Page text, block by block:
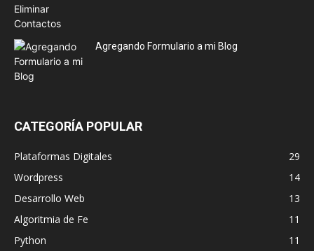
Agregando Formulario a mi Blog
CATEGORÍA POPULAR
Plataformas Digitales
29
Wordpress
14
Desarrollo Web
13
Algoritmia de Fe
11
Python
11